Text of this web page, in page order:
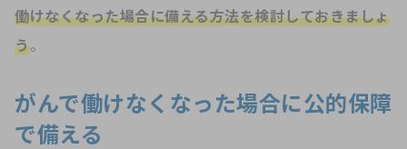
働けなくなった場合に備える方法を検討しておきましょ
う。
がんで働けなくなった場合に公的保障
で備える